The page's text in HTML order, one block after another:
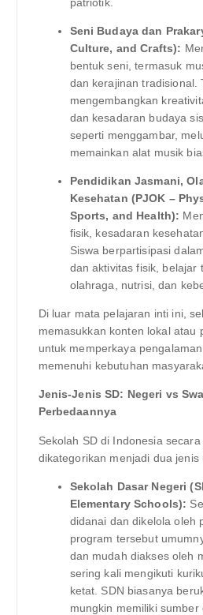
Seni Budaya dan
Culture, and Crafts):
bentuk seni, termasuk
dan kerajinan tradisional.
mengembangkan
dan kesadaran budaya
seperti menggambar,
memainkan alat musik
Pendidikan Jasmani,
Kesehatan (PJOK –
Sports, and Health):
fisik, kesadaran
Siswa berpartisipasi
dan aktivitas fisik, belajar
olahraga, nutrisi, dan
Di luar mata pelajaran inti ini,
memasukkan konten lokal atau
untuk memperkaya
memenuhi kebutuhan
Jenis-Jenis SD: Negeri vs
Perbedaannya
Sekolah SD di Indonesia
dikategorikan menjadi dua jenis
Sekolah Dasar Negeri
Elementary Schools):
didanai dan dikelola oleh
program tersebut
dan mudah diakses oleh
sering kali mengikuti
ketat. SDN biasanya
mungkin memiliki